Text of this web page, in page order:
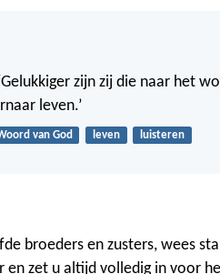
zijn zij die naar het
leven.’
van God leven luisteren
broeders en zusters, wees
en zet u altijd volledig in voor